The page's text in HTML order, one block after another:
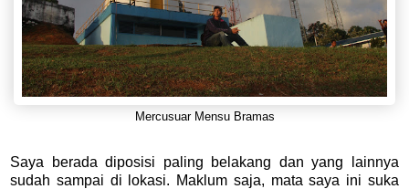
Mercusuar Mensu Bramas
Saya berada diposisi paling belakang dan yang lainnya
sudah sampai di lokasi. Maklum saja, mata saya ini suka